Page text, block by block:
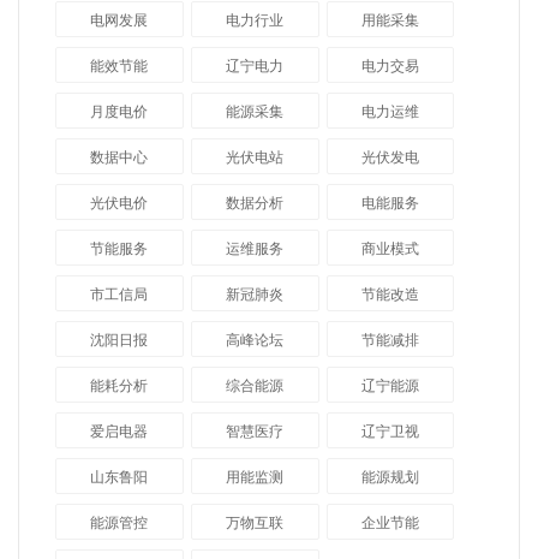
电网发展 电力行业 用能采集
能效节能 辽宁电力 电力交易
月度电价 能源采集 电力运维
数据中心 光伏电站 光伏发电
光伏电价 数据分析 电能服务
节能服务 运维服务 商业模式
市工信局 新冠肺炎 节能改造
沈阳日报 高峰论坛 节能减排
能耗分析 综合能源 辽宁能源
爱启电器 智慧医疗 辽宁卫视
山东鲁阳 用能监测 能源规划
能源管控 万物互联 企业节能